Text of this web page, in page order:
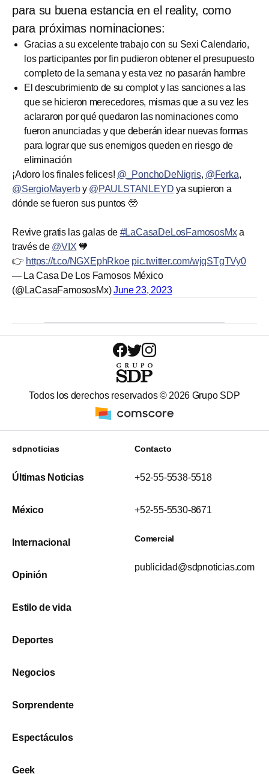
para su buena estancia en el reality, como
para próximas nominaciones:
Gracias a su excelente trabajo con su Sexi Calendario,
los participantes por fin pudieron obtener el presupuesto
completo de la semana y esta vez no pasarán hambre
El descubrimiento de su complot y las sanciones a las
que se hicieron merecedores, mismas que a su vez les
aclararon por qué quedaron las nominaciones como
fueron anunciadas y que deberán idear nuevas formas
para lograr que sus enemigos queden en riesgo de
eliminación
¡Adoro los finales felices! @_PonchoDeNigris, @Ferka,
@SergioMayerby @PAULSTANLEYD ya supieron a
dónde se fueron sus puntos 🥹
Revive gratis las galas de #LaCasaDeLosFamososMxa
través de @VIX 🧡
👉 https://t.co/NGXEphRkoe pic.twitter.com/wjqSTgTVy0
— La Casa De Los Famosos México
(@LaCasaFamososMx)June 23, 2023
Todos los derechos reservados © 2026 Grupo SDP
sdpnoticias
Últimas Noticias
México
Internacional
Opinión
Estilo de vida
Deportes
Negocios
Sorprendente
Espectáculos
Geek
Contacto
+52-55-5538-5518
+52-55-5530-8671
Comercial
publicidad@sdpnoticias.com